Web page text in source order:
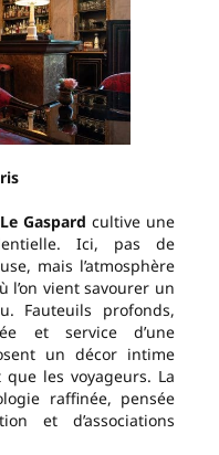
Le Gaspard cultive une
Ici, pas de
mais l’atmosphère
l’on vient savourer un
Fauteuils profonds,
et service d’une
un décor intime
les voyageurs. La
raffinée, pensée
et d’associations